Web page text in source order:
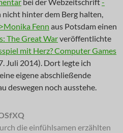
nicht hinter dem Berg halten,
Fenn aus Potsdam einen
The Great Warveröffentlichte
mit Herz? Computer Games
Juli 2014). Dort legte ich
eigene abschließende
deswegen noch ausstehe.
die einfühlsamen erzählten